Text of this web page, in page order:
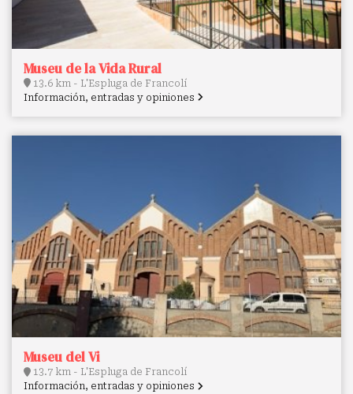
Museu de la Vida Rural
13.6 km - L'Espluga de Francolí
Información, entradas y opiniones
Museu del Vi
13.7 km - L'Espluga de Francolí
Información, entradas y opiniones